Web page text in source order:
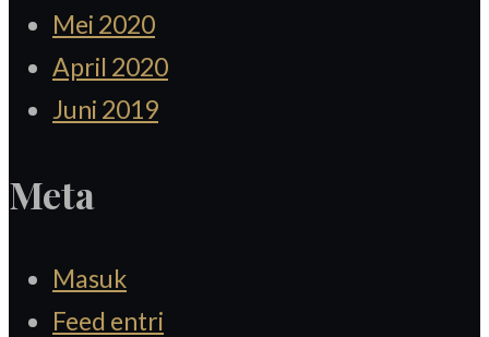
Mei 2020
April 2020
Juni 2019
Meta
Masuk
Feed entri